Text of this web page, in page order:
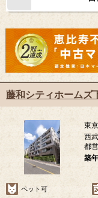
間
藤和シティホームズ
東
西
都
築